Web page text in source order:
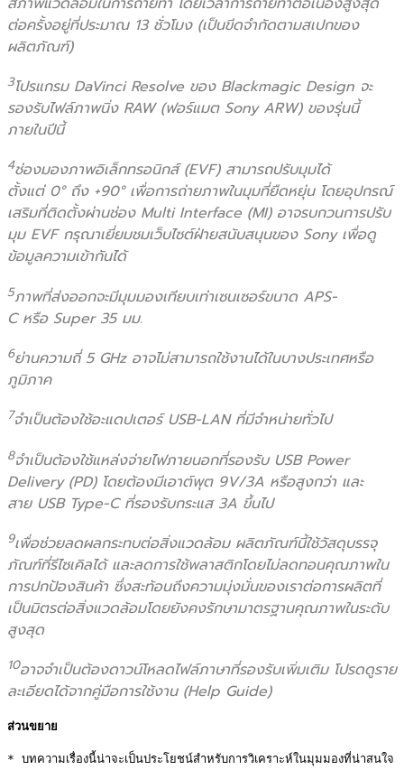
ต่อครั้งอยู่ที่ประมาณ 13 ชั่วโมง (เป็นขีดจำกัดตามสเปกของ
ผลิตภัณฑ์)
3โปรแกรม DaVinci Resolve ของ Blackmagic Design จะ
รองรับไฟล์ภาพนิ่ง RAW (ฟอร์แมต Sony ARW) ของรุ่นนี้
ภายในปีนี้
4ช่องมองภาพอิเล็กทรอนิกส์ (EVF) สามารถปรับมุมได้
ตั้งแต่ 0° ถึง +90° เพื่อการถ่ายภาพในมุมที่ยืดหยุ่น โดยอุปกรณ์
เสริมที่ติดตั้งผ่านช่อง Multi Interface (MI) อาจรบกวนการปรับ
มุม EVF กรุณาเยี่ยมชมเว็บไซต์ฝ่ายสนับสนุนของ Sony เพื่อดู
ข้อมูลความเข้ากันได้
5ภาพที่ส่งออกจะมีมุมมองเทียบเท่าเซนเซอร์ขนาด APS-
C หรือ Super 35 มม.
6ย่านความถี่ 5 GHz อาจไม่สามารถใช้งานได้ในบางประเทศหรือ
ภูมิภาค
7จำเป็นต้องใช้อะแดปเตอร์ USB-LAN ที่มีจำหน่ายทั่วไป
8จำเป็นต้องใช้แหล่งจ่ายไฟภายนอกที่รองรับ USB Power
Delivery (PD) โดยต้องมีเอาต์พุต 9V/3A หรือสูงกว่า และ
สาย USB Type-C ที่รองรับกระแส 3A ขึ้นไป
9เพื่อช่วยลดผลกระทบต่อสิ่งแวดล้อม ผลิตภัณฑ์นี้ใช้วัสดุบรรจุ
ภัณฑ์ที่รีไซเคิลได้ และลดการใช้พลาสติกโดยไม่ลดทอนคุณภาพใน
การปกป้องสินค้า ซึ่งสะท้อนถึงความมุ่งมั่นของเราต่อการผลิตที่
เป็นมิตรต่อสิ่งแวดล้อมโดยยังคงรักษามาตรฐานคุณภาพในระดับ
สูงสุด
10อาจจำเป็นต้องดาวน์โหลดไฟล์ภาษาที่รองรับเพิ่มเติม โปรดดูราย
ละเอียดได้จากคู่มือการใช้งาน (Help Guide)
ส่วนขยาย
* บทความเรื่องนี้น่าจะเป็นประโยชน์สำหรับการวิเคราะห์ในมุมมองที่น่าสนใจ